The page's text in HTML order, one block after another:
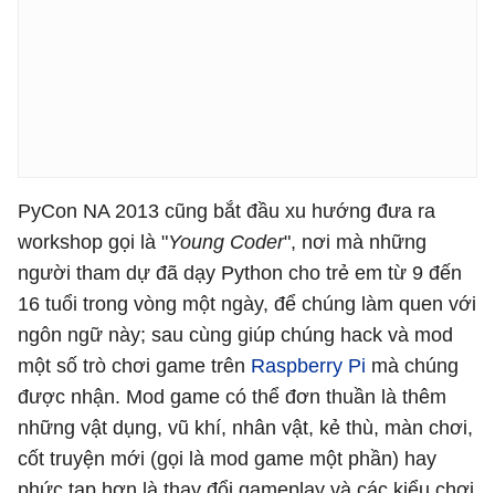
PyCon NA 2013 cũng bắt đầu xu hướng đưa ra
workshop gọi là "Young Coder", nơi mà những
người tham dự đã dạy Python cho trẻ em từ 9 đến
16 tuổi trong vòng một ngày, để chúng làm quen với
ngôn ngữ này; sau cùng giúp chúng hack và mod
một số trò chơi game trên Raspberry Pi mà chúng
được nhận. Mod game có thể đơn thuần là thêm
những vật dụng, vũ khí, nhân vật, kẻ thù, màn chơi,
cốt truyện mới (gọi là mod game một phần) hay